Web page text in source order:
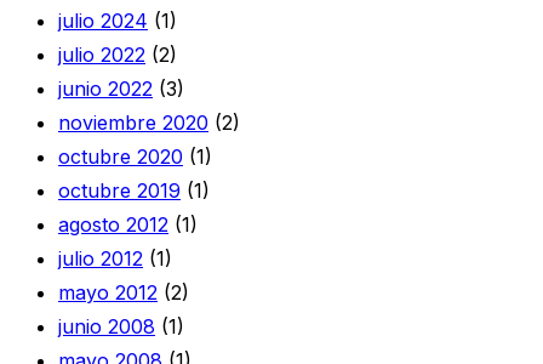
julio 2024 (1)
julio 2022 (2)
junio 2022 (3)
noviembre 2020 (2)
octubre 2020 (1)
octubre 2019 (1)
agosto 2012 (1)
julio 2012 (1)
mayo 2012 (2)
junio 2008 (1)